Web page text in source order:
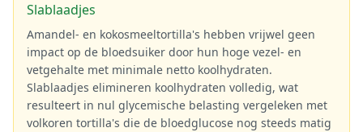
Slablaadjes
Amandel- en kokosmeeltortilla's hebben vrijwel geen
impact op de bloedsuiker door hun hoge vezel- en
vetgehalte met minimale netto koolhydraten.
Slablaadjes elimineren koolhydraten volledig, wat
resulteert in nul glycemische belasting vergeleken met
volkoren tortilla's die de bloedglucose nog steeds matig